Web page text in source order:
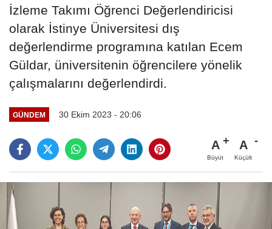
İzleme Takımı Öğrenci Değerlendiricisi
olarak İstinye Üniversitesi dış
değerlendirme programına katılan Ecem
Güldar, üniversitenin öğrencilere yönelik
çalışmalarını değerlendirdi.
GÜNDEM 30 Ekim 2023 - 20:06
A
Büyüt
A
Küçült